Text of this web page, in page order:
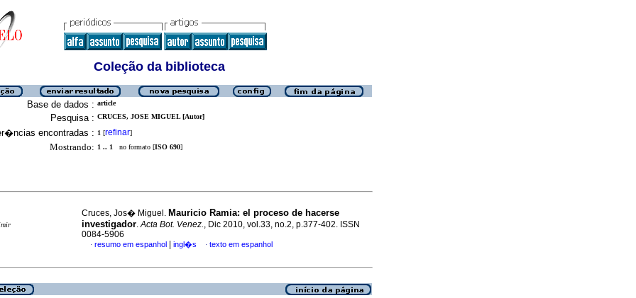
Coleção da biblioteca
Base de dados : article
Pesquisa : CRUCES, JOSE MIGUEL [Autor]
encontradas : 1 [refinar]
Mostrando: 1 .. 1 no formato [ISO 690]
Cruces, Jos� Miguel. Mauricio Ramia: el proceso de hacerse
investigador.Acta Bot. Venez., Dic 2010, vol.33, no.2, p.377-402. ISSN
0084-5906
· resumo em espanhol ingl�s · texto em espanhol